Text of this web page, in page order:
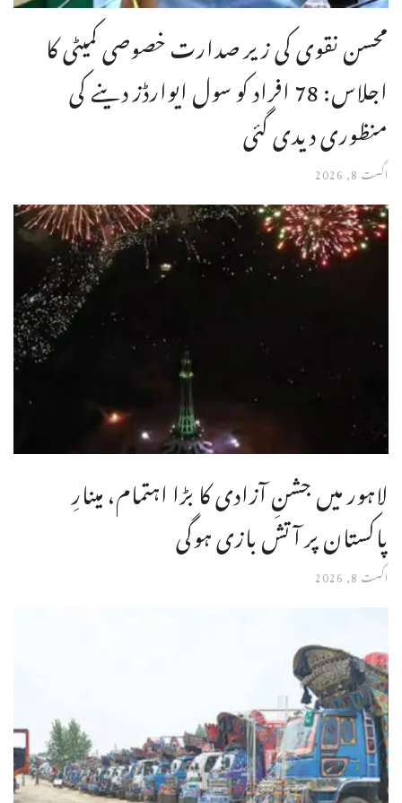
محسن نقوی کی زیر صدارت خصوصی کمیٹی کا
اجلاس: 78 افراد کو سول ایوارڈز دینے کی
منظوری دیدی گئی
اگست 8, 2026
لاہور میں جشنِ آزادی کا بڑا اہتمام، مینارِ
پاکستان پر آتش بازی ہوگی
اگست 8, 2026